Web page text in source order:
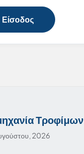
Είσοδος
Τροφίμων
2026